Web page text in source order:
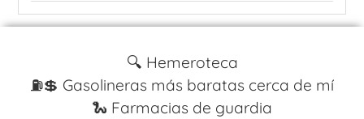
🔍 Hemeroteca
⛽️💲 Gasolineras más baratas cerca de mí
🐍 Farmacias de guardia